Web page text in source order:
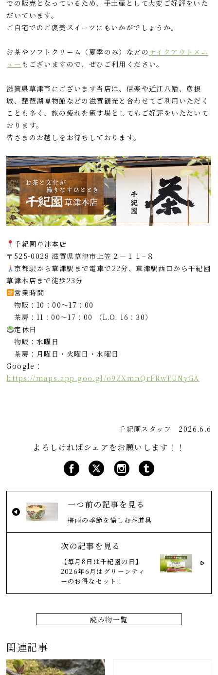
での販売となっているため、手土産として大変ご好評をいた
だいています。
ご自宅でのご褒美スイーツにもいかがでしょうか。
お茶やソフトクリーム（夏季のみ）などの テイクアウトメニ
ュー もございますので、ぜひご利用ください。
滋賀県草津市にございます当店は、信楽や近江八幡、彦根
城、琵琶湖博物館などの滋賀観光と合わせてご利用いただく
ことも多く、旅の疲れを癒す場としてもご好評をいただいて
おります。
皆さまのお越しをお待ちしております。
千紀園草津本店
〒525-0028 滋賀県草津市上笠２－１１−８
京都駅から草津駅まで電車で22分、草津駅西口から千紀園
草津本店まで徒歩23分
営業時間
物販：10：00～17：00
茶房：11：00〜17：00 （L.O. 16：30）
定休日
物販：水曜日
茶房：月曜日・火曜日・水曜日
Google：
https://maps.app.goo.gl/o9ZXmnQrFRwTUNyGA
千紀園スタッフ 2026.6.6
よろしければシェアをお願いします！！
一つ前の記事を見る
梅雨の季節を愉しむ茶道具
次の記事を見る
【毎月8日は千紀園の日】
2026年6月はグリーンティ
ーのお得なセット！
読み物一覧
関連記事